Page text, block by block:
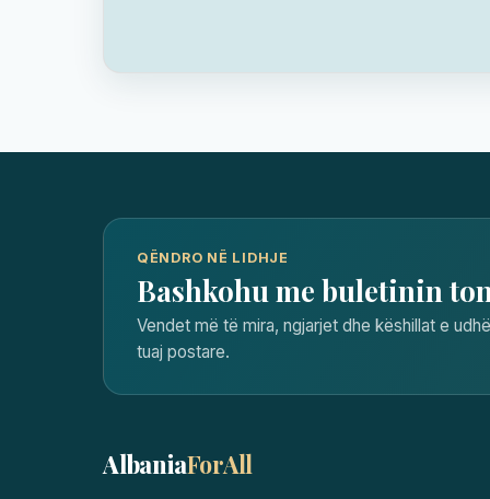
QËNDRO NË LIDHJE
Bashkohu me buletinin
Vendet më të mira, ngjarjet dhe këshillat e
tuaj postare.
AlbaniaForAll